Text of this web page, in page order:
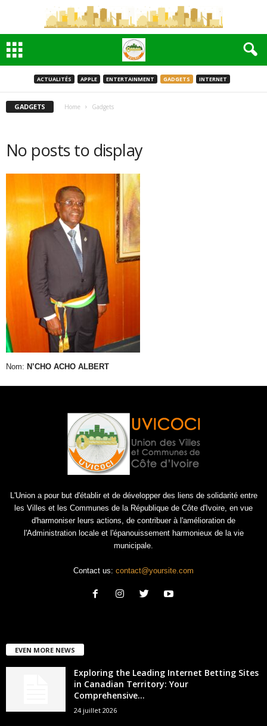
ACTUALITÉS APPLE ENTERTAINMENT GADGETS INTERNET
GADGETS Home Gadgets
No posts to display
Nom: N’CHO ACHO ALBERT
L'Union a pour but d'établir et de développer des liens de solidarité entre
les Villes et les Communes de la République de Côte d'Ivoire, en vue
d'harmoniser leurs actions, de contribuer à l'amélioration de
l'Administration locale et l'épanouissement harmonieux de la vie
municipale.
Contact us: contact@yoursite.com
EVEN MORE NEWS
Exploring the Leading Internet Betting Sites
in Canadian Territory: Your
Comprehensive...
24 juillet 2026